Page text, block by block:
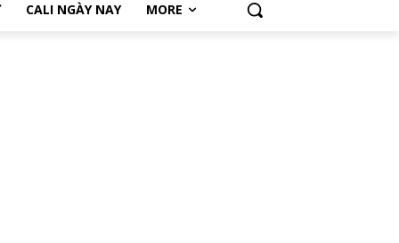
CALI NGÀY NAY MORE